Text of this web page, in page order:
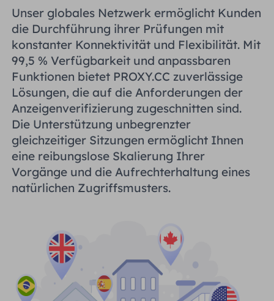
Unser globales Netzwerk ermöglicht Kunden
die Durchführung ihrer Prüfungen mit
konstanter Konnektivität und Flexibilität. Mit
99,5 % Verfügbarkeit und anpassbaren
Funktionen bietet PROXY.CC zuverlässige
Lösungen, die auf die Anforderungen der
Anzeigenverifizierung zugeschnitten sind.
Die Unterstützung unbegrenzter
gleichzeitiger Sitzungen ermöglicht Ihnen
eine reibungslose Skalierung Ihrer
Vorgänge und die Aufrechterhaltung eines
natürlichen Zugriffsmusters.